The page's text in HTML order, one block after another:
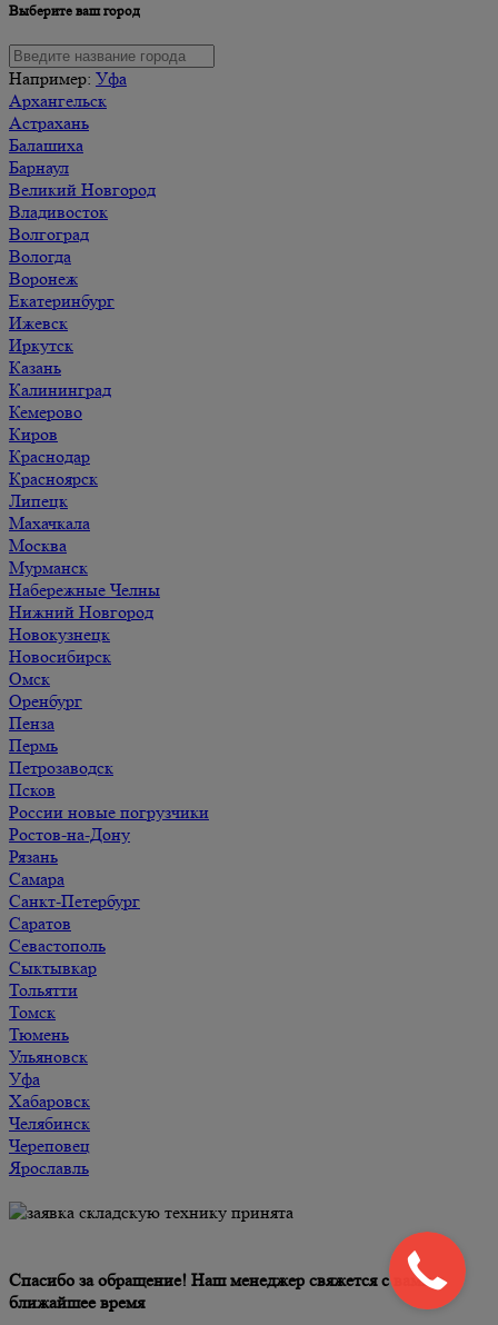
Выберите ваш город
Например: Уфа
Архангельск
Астрахань
Балашиха
Барнаул
Великий Новгород
Владивосток
Волгоград
Вологда
Воронеж
Екатеринбург
Ижевск
Иркутск
Казань
Калининград
Кемерово
Киров
Краснодар
Красноярск
Липецк
Махачкала
Москва
Мурманск
Набережные Челны
Нижний Новгород
Новокузнецк
Новосибирск
Омск
Оренбург
Пенза
Пермь
Петрозаводск
Псков
России новые погрузчики
Ростов-на-Дону
Рязань
Самара
Санкт-Петербург
Саратов
Севастополь
Сыктывкар
Тольятти
Томск
Тюмень
Ульяновск
Уфа
Хабаровск
Челябинск
Череповец
Ярославль
Спасибо за обращение! Наш менеджер свяжется с вами в
ближайшее время